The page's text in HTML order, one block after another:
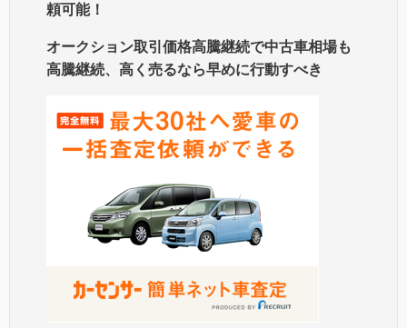
頼可能！
オークション取引価格高騰継続で中古車相場も
高騰継続、高く売るなら早めに行動すべき